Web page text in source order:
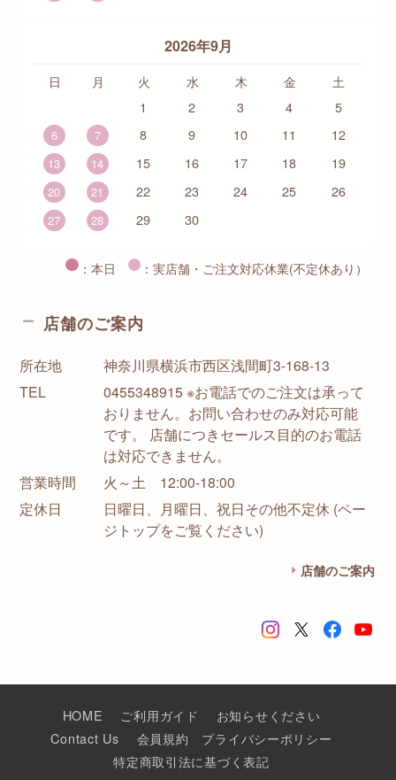
2026年9月
日 月 火 水 木 金
土
1
2 3 4 5
6 7 8 9 10 11 12
13 14 15 16 17 18 19
20 21 22 23 24 25 26
27 28 29 30
：本日 ：実店舗・ご注文対応休業(不定休あり）
店舗のご案内
所在地
神奈川県横浜市西区浅間町3-168-13
TEL
0455348915 ※お電話でのご注文は承って
おりません。お問い合わせのみ対応可能
です。 店舗につきセールス目的のお電話
は対応できません。
営業時間
火～土 12:00-18:00
定休日
日曜日、月曜日、祝日その他不定休 (ペー
ジトップをご覧ください)
店舗のご案内
HOME ご利用ガイド
お知らせください
Contact Us
会員規約
プライバシーポリシー
特定商取引法に基づく表記